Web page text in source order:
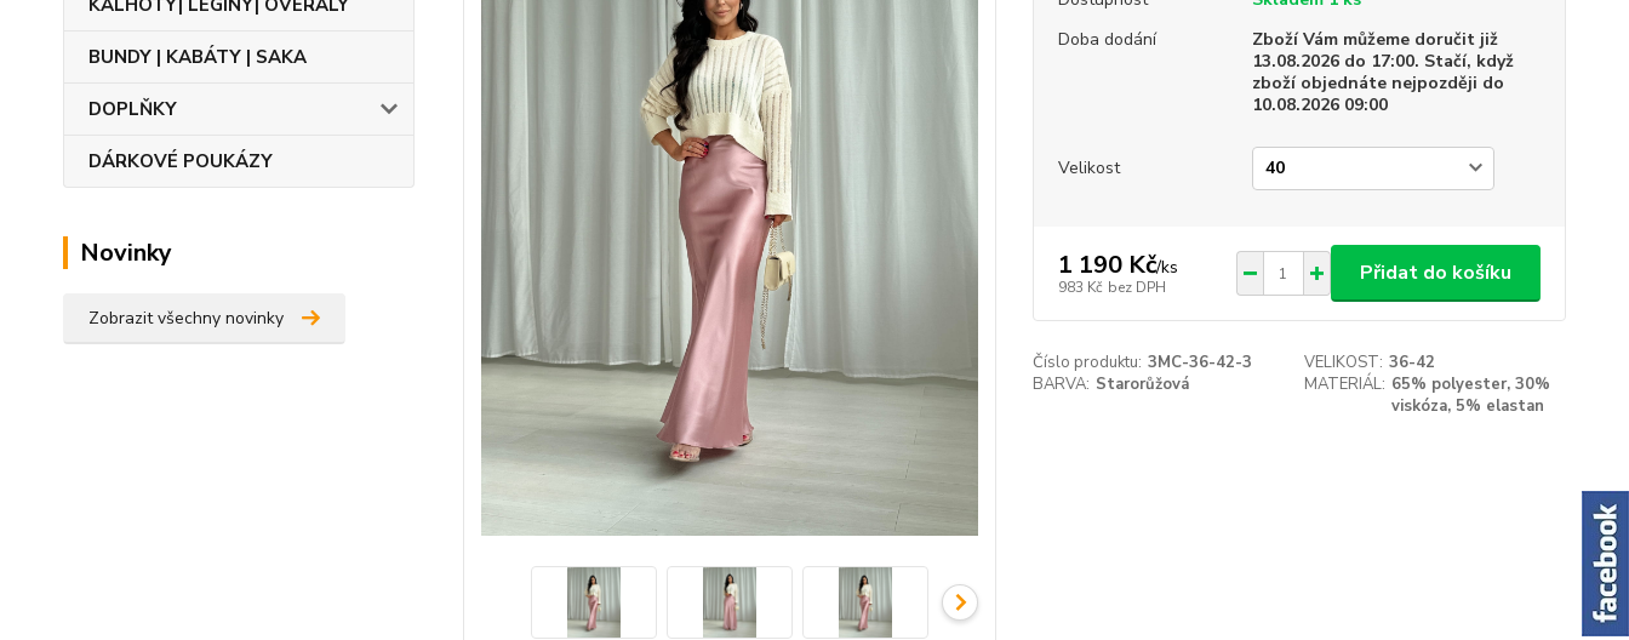
KALHOTY| LEGÍNY| OVERALY
BUNDY | KABÁTY | SAKA
DOPLŇKY
DÁRKOVÉ POUKÁZY
Novinky
Zobrazit všechny novinky
Doba dodání
Zboží Vám můžeme doručit již
13.08.2026 do 17:00. Stačí, když
zboží objednáte nejpozději do
10.08.2026 09:00
Velikost
1 190 Kč/ks
983 Kč bez DPH
Přidat do košíku
Číslo produktu: 3MC-36-42-3 VELIKOST: 36-42
BARVA: Starorůžová MATERIÁL: 65% polyester, 30%
viskóza, 5% elastan